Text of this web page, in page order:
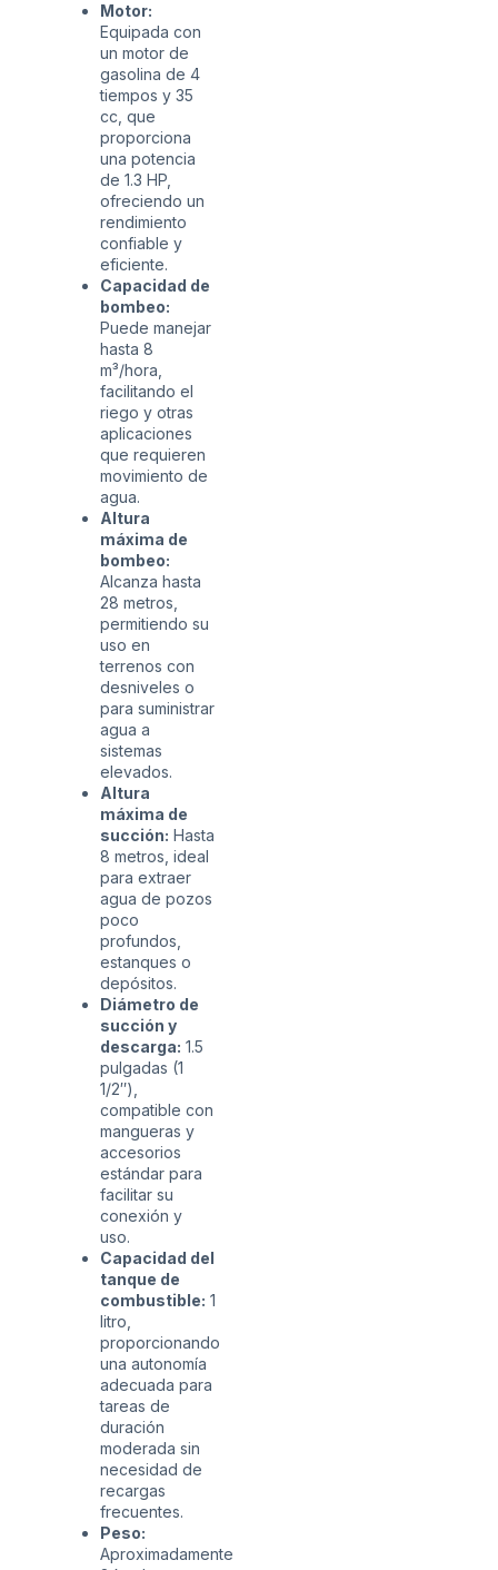
Motor:
Equipada con
un motor de
gasolina de 4
tiempos y 35
cc, que
proporciona
una potencia
de 1.3 HP,
ofreciendo un
rendimiento
confiable y
eficiente.
Capacidad de
bombeo:
Puede manejar
hasta 8
m³/hora,
facilitando el
riego y otras
aplicaciones
que requieren
movimiento de
agua.
Altura
máxima de
bombeo:
Alcanza hasta
28 metros,
permitiendo su
uso en
terrenos con
desniveles o
para suministrar
agua a
sistemas
elevados.
Altura
máxima de
succión: Hasta
8 metros, ideal
para extraer
agua de pozos
poco
profundos,
estanques o
depósitos.
Diámetro de
succión y
descarga: 1.5
pulgadas (1
1/2″),
compatible con
mangueras y
accesorios
estándar para
facilitar su
conexión y
uso.
Capacidad del
tanque de
combustible: 1
litro,
proporcionando
una autonomía
adecuada para
tareas de
duración
moderada sin
necesidad de
recargas
frecuentes.
Peso:
Aproximadamente